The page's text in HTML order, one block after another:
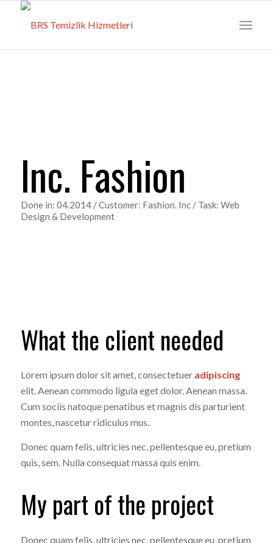
Inc. Fashion
Done in: 04.2014 / Customer: Fashion. Inc / Task: Web
Design & Development
What the client needed
Lorem ipsum dolor sit amet, consectetuer adipiscing
elit. Aenean commodo ligula eget dolor. Aenean massa.
Cum sociis natoque penatibus et magnis dis parturient
montes, nascetur ridiculus mus.
Donec quam felis, ultricies nec, pellentesque eu, pretium
quis, sem. Nulla consequat massa quis enim.
My part of the project
Donec quam felis, ultricies nec, pellentesque eu, pretium